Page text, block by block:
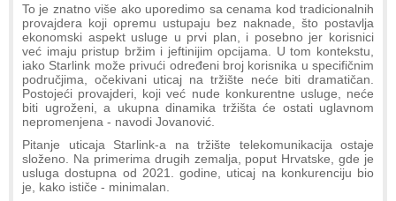
To je znatno više ako uporedimo sa cenama kod tradicionalnih
provajdera koji opremu ustupaju bez naknade, što postavlja
ekonomski aspekt usluge u prvi plan, i posebno jer korisnici
već imaju pristup bržim i jeftinijim opcijama. U tom kontekstu,
iako Starlink može privući određeni broj korisnika u specifičnim
područjima, očekivani uticaj na tržište neće biti dramatičan.
Postojeći provajderi, koji već nude konkurentne usluge, neće
biti ugroženi, a ukupna dinamika tržišta će ostati uglavnom
nepromenjena - navodi Jovanović.
Pitanje uticaja Starlink-a na tržište telekomunikacija ostaje
složeno. Na primerima drugih zemalja, poput Hrvatske, gde je
usluga dostupna od 2021. godine, uticaj na konkurenciju bio
je, kako ističe - minimalan.